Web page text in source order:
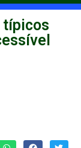
típicos